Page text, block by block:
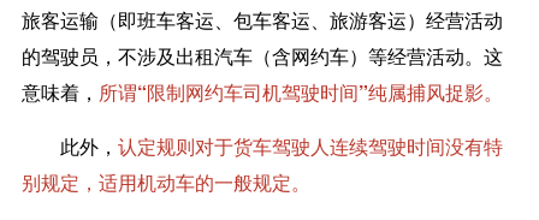
旅客运输（即班车客运、包车客运、旅游客运）经营活动
的驾驶员，不涉及出租汽车（含网约车）等经营活动。这
意味着， 所谓“限制网约车司机驾驶时间”纯属捕风捉影。
此外， 认定规则对于货车驾驶人连续驾驶时间没有特
别规定，适用机动车的一般规定。